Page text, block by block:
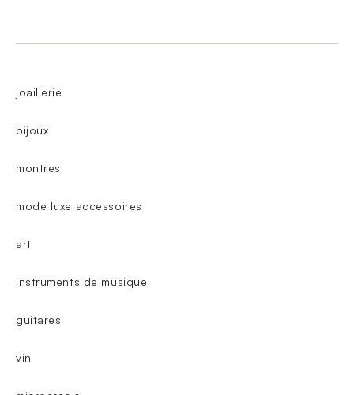
joaillerie
bijoux
montres
mode luxe accessoires
art
instruments de musique
guitares
vin